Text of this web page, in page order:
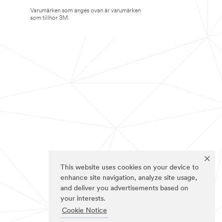
This website uses cookies on your device to
enhance site navigation, analyze site usage,
and deliver you advertisements based on
your interests.
Cookie Notice
Varumärken som anges ovan är varumärken
som tillhör 3M.